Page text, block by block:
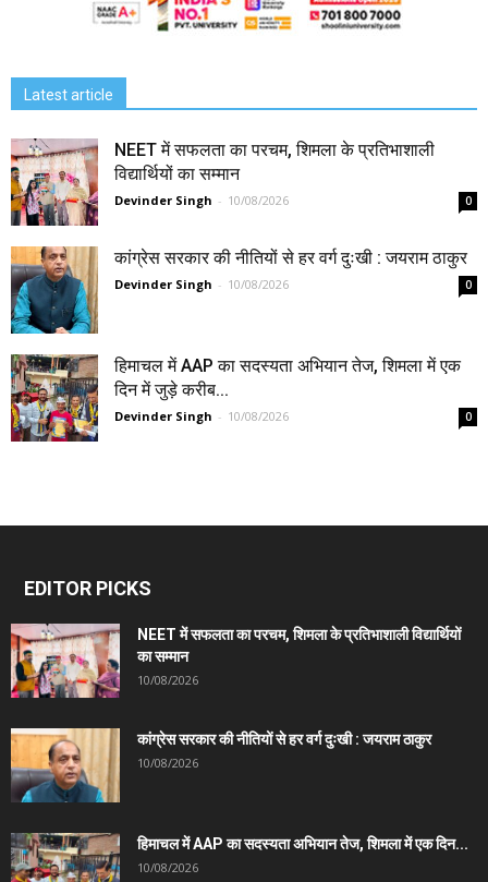
Latest article
NEET में सफलता का परचम, शिमला के प्रतिभाशाली
विद्यार्थियों का सम्मान
Devinder Singh - 10/08/2026 0
कांग्रेस सरकार की नीतियों से हर वर्ग दुःखी : जयराम ठाकुर
Devinder Singh - 10/08/2026 0
हिमाचल में AAP का सदस्यता अभियान तेज, शिमला में एक
दिन में जुड़े करीब...
Devinder Singh - 10/08/2026 0
EDITOR PICKS
NEET में सफलता का परचम, शिमला के प्रतिभाशाली विद्यार्थियों
का सम्मान
10/08/2026
कांग्रेस सरकार की नीतियों से हर वर्ग दुःखी : जयराम ठाकुर
10/08/2026
हिमाचल में AAP का सदस्यता अभियान तेज, शिमला में एक दिन...
10/08/2026